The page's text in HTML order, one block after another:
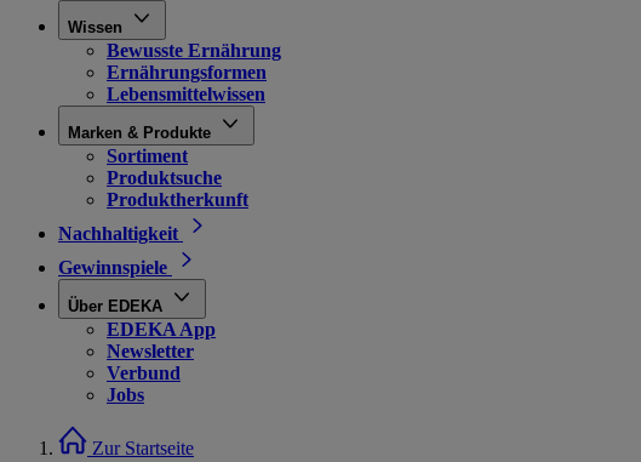
Wissen
Bewusste Ernährung
Ernährungsformen
Lebensmittelwissen
Marken & Produkte
Sortiment
Produktsuche
Produktherkunft
Nachhaltigkeit
Gewinnspiele
Über EDEKA
EDEKA App
Newsletter
Verbund
Jobs
Zur Startseite